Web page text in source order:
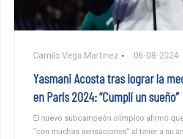
Camilo Vega Martinez 06-08-2024
Yasmani Acosta tras lograr la
en París 2024: “Cumplí un sueño”
El nuevo subcampeón olímpico afirmó
“con muchas sensaciones” al tener a su